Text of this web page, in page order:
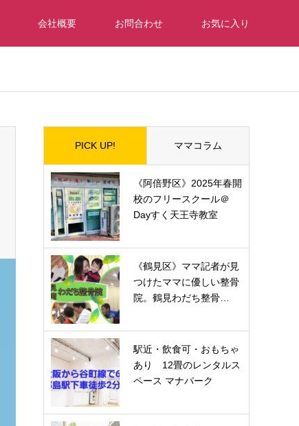
会社概要 お問合わせ お気に入り
PICK UP! ママコラム
《阿倍野区》2025年春開
校のフリースクール＠
Dayすく天王寺教室
《鶴見区》ママ記者が見
つけたママに優しい整骨
院。鶴見わだち整骨…
駅近・飲食可・おもちゃ
あり 12畳のレンタルス
ペース マナパーク